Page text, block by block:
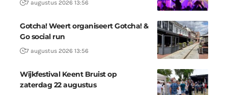
7 augustus 2026 13:56
Gotcha! Weert organiseert Gotcha! &
Go social run
7 augustus 2026 13:56
Wijkfestival Keent Bruist op
zaterdag 22 augustus